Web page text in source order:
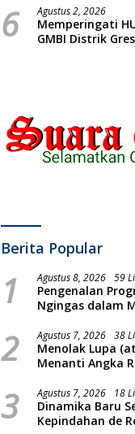
Reggae Vespa
Sunatan Massal
Yatim
6 Agustus 2, 2026
Memperingati
GMBI Distrik
Berita Popular
1 Agustus 8, 2026 59
Pengenalan
Ngingas dalam
2 Agustus 7, 2026 38
Menolak Lupa
Menanti Angka
Penyelidikan
3 Agustus 7, 2026 18
Dinamika Baru
Kepindahan de